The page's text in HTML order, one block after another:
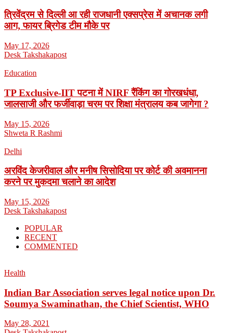
त्रिवेंद्रम से दिल्ली आ रही राजधानी एक्सप्रेस में अचानक लगी
आग, फायर ब्रिगेड टीम मौके पर
May 17, 2026
Desk Takshakapost
Education
TP Exclusive-IIT पटना में NIRF रैंकिंग का गोरखधंधा,
जालसाजी और फर्जीवाड़ा चरम पर शिक्षा मंत्रालय कब जागेगा ?
May 15, 2026
Shweta R Rashmi
Delhi
अरविंद केजरीवाल और मनीष सिसोदिया पर कोर्ट की अवमानना
करने पर मुकदमा चलाने का आदेश
May 15, 2026
Desk Takshakapost
POPULAR
RECENT
COMMENTED
Health
Indian Bar Association serves legal notice upon Dr.
Soumya Swaminathan, the Chief Scientist, WHO
May 28, 2021